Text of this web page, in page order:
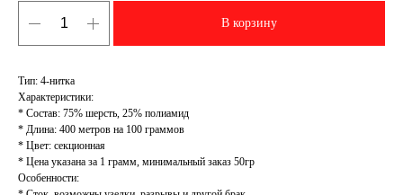
В корзину
Тип: 4-нитка
Характеристики:
* Состав: 75% шерсть, 25% полиамид
* Длина: 400 метров на 100 граммов
* Цвет: секционная
* Цена указана за 1 грамм, минимальный заказ 50гр
Особенности: